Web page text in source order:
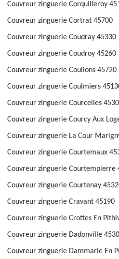
Couvreur zinguerie Corquilleroy
Couvreur zinguerie Cortrat 45700
Couvreur zinguerie Coudray 45330
Couvreur zinguerie Coudroy 45260
Couvreur zinguerie Coullons 45720
Couvreur zinguerie Coulmiers
Couvreur zinguerie Courcelles
Couvreur zinguerie Courcy Aux
Couvreur zinguerie La Cour
Couvreur zinguerie Courtemaux
Couvreur zinguerie Courtempierre
Couvreur zinguerie Courtenay
Couvreur zinguerie Cravant 45190
Couvreur zinguerie Crottes En
Couvreur zinguerie Dadonville
Couvreur zinguerie Dammarie En